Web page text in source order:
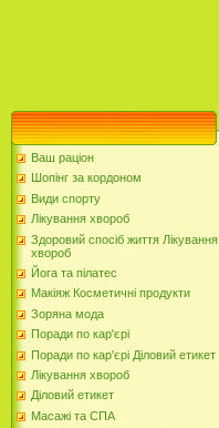
Ваш раціон
Шопінг за кордоном
Види спорту
Лікування хвороб
Здоровий спосіб життя Лікування
хвороб
Йога та пілатес
Макіяж Косметичні продукти
Зоряна мода
Поради по кар'єрі
Поради по кар'єрі Діловий етикет
Лікування хвороб
Діловий етикет
Масажі та СПА